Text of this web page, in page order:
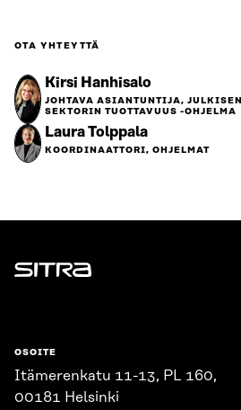
OTA YHTEYTTÄ
Kirsi Hanhisalo
JOHTAVA ASIANTUNTIJA, JULKISEN
SEKTORIN TUOTTAVUUS -OHJELMA
Laura Tolppala
KOORDINAATTORI, OHJELMAT
Sitra
OSOITE
Itämerenkatu 11-13, PL 160,
00181 Helsinki